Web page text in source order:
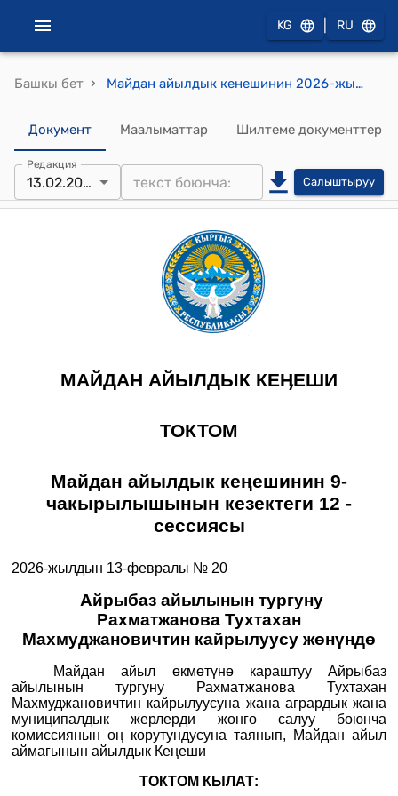
KG RU
Башкы бет › Майдан айылдык кенешинин 2026-жылдын 13-февралындагы №20 "Айрыбаз айылынын тургуну Рахматжанова Тухтахан Махмуджановичтин кайрылуусу жөнүндө" токтому
Документ Маалыматтар Шилтеме документтер
Редакция
13.02.2026 Салыштыруу